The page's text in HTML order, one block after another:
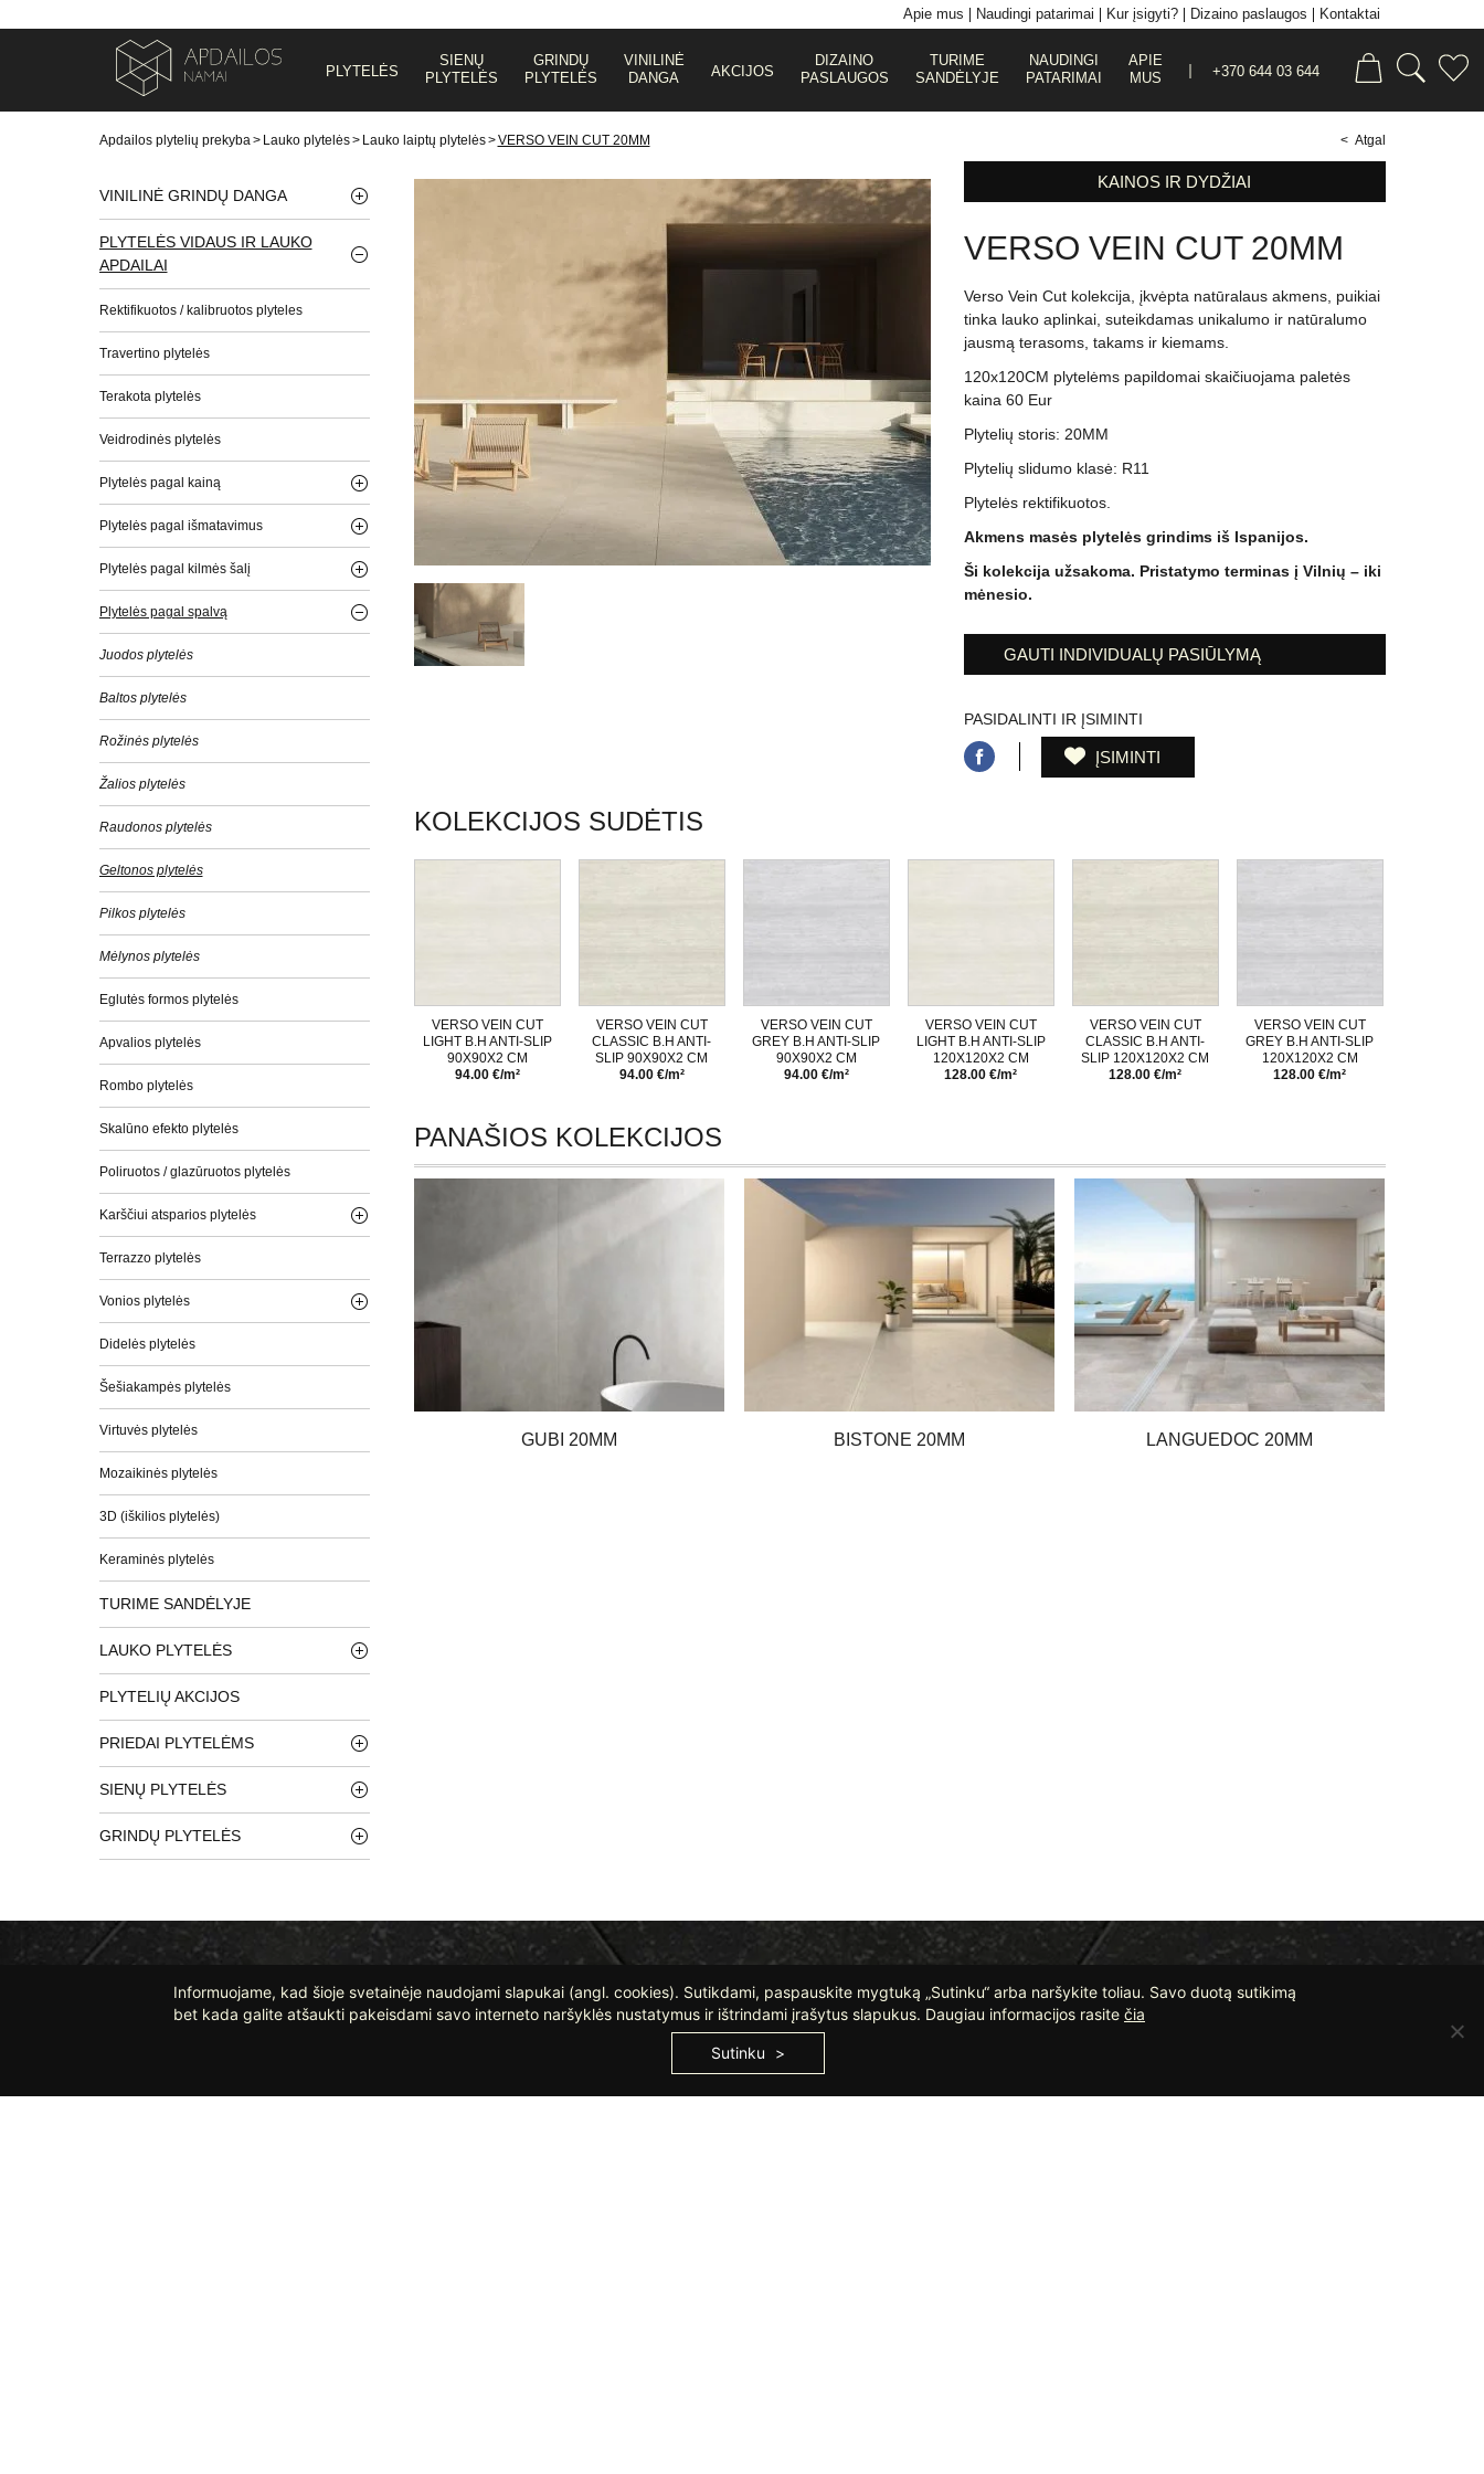
Apie mus Naudingi patarimai Kur įsigyti? Dizaino paslaugos Kontaktai
PLYTELĖS
SIENŲ
PLYTELĖS
GRINDŲ
PLYTELĖS
VINILINĖ
DANGA
AKCIJOS
DIZAINO
PASLAUGOS
TURIME
SANDĖLYJE
NAUDINGI
PATARIMAI
APIE
MUS
+370 644 03 644
Apdailos plytelių prekyba > Lauko plytelės> Lauko laiptų plytelės>VERSO VEIN CUT 20MM < Atgal
VINILINĖ GRINDŲ DANGA
PLYTELĖS VIDAUS IR LAUKO
APDAILAI
Rektifikuotos / kalibruotos plyteles
Travertino plytelės
Terakota plytelės
Veidrodinės plytelės
Plytelės pagal kainą
Plytelės pagal išmatavimus
Plytelės pagal kilmės šalį
Plytelės pagal spalvą
Juodos plytelės
Baltos plytelės
Rožinės plytelės
Žalios plytelės
Raudonos plytelės
Geltonos plytelės
Pilkos plytelės
Mėlynos plytelės
Eglutės formos plytelės
Apvalios plytelės
Rombo plytelės
Skalūno efekto plytelės
Poliruotos / glazūruotos plytelės
Karščiui atsparios plytelės
Terrazzo plytelės
Vonios plytelės
Didelės plytelės
Šešiakampės plytelės
Virtuvės plytelės
Mozaikinės plytelės
3D (iškilios plytelės)
Keraminės plytelės
TURIME SANDĖLYJE
LAUKO PLYTELĖS
PLYTELIŲ AKCIJOS
PRIEDAI PLYTELĖMS
SIENŲ PLYTELĖS
GRINDŲ PLYTELĖS
KAINOS IR DYDŽIAI
VERSO VEIN CUT 20MM
Verso Vein Cut kolekcija, įkvėpta natūralaus akmens, puikiai
tinka lauko aplinkai, suteikdamas unikalumo ir natūralumo
jausmą terasoms, takams ir kiemams.
120x120CM plytelėms papildomai skaičiuojama paletės
kaina 60 Eur
Plytelių storis: 20MM
Plytelių slidumo klasė: R11
Plytelės rektifikuotos.
Akmens masės plytelės grindims iš Ispanijos.
Ši kolekcija užsakoma. Pristatymo terminas į Vilnių – iki
mėnesio.
GAUTI INDIVIDUALŲ PASIŪLYMĄ
PASIDALINTI IR ĮSIMINTI
ĮSIMINTI
KOLEKCIJOS SUDĖTIS
VERSO VEIN CUT
LIGHT B.H ANTI-SLIP
90X90X2 CM
94.00 €/m²
VERSO VEIN CUT
CLASSIC B.H ANTI-
SLIP 90X90X2 CM
94.00 €/m²
VERSO VEIN CUT
GREY B.H ANTI-SLIP
90X90X2 CM
94.00 €/m²
VERSO VEIN CUT
LIGHT B.H ANTI-SLIP
120X120X2 CM
128.00 €/m²
VERSO VEIN CUT
CLASSIC B.H ANTI-
SLIP 120X120X2 CM
128.00 €/m²
VERSO VEIN CUT
GREY B.H ANTI-SLIP
120X120X2 CM
128.00 €/m²
PANAŠIOS KOLEKCIJOS
GUBI 20MM BISTONE 20MM LANGUEDOC 20MM
SUSISIEKITE PARDUOTUVĖ VILNIUJE PARDUOTUVĖ KLAIPĖDOJE
Terasinės plytelės
Informuojame, kad šioje svetainėje naudojami slapukai (angl. cookies). Sutikdami, paspauskite mygtuką „Sutinku“ arba naršykite toliau. Savo duotą sutikimą
bet kada galite atšaukti pakeisdami savo interneto naršyklės nustatymus ir ištrindami įrašytus slapukus. Daugiau informacijos rasite čia
Sutinku